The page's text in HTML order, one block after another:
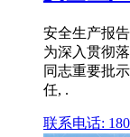
安全生产报
为深入贯彻
同志重要批
任, .
联系电话: 180